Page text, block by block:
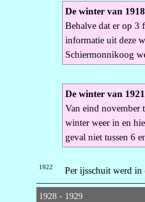
De winter van
Behalve dat er op 3
informatie uit deze
Schiermonnikoog
De winter van
Van eind november
winter weer in en
geval niet tussen 6
1922 Per ijsschuit werd in
1928 - 1929